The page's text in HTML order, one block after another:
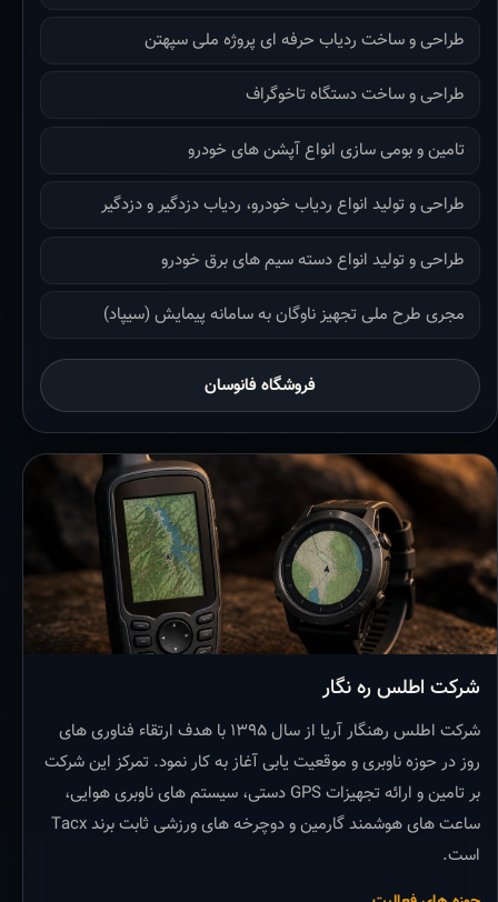
طراحی و ساخت ردیاب حرفه ای پروژه ملی سپهتن
طراحی و ساخت دستگاه تاخوگراف
تامین و بومی سازی انواع آپشن های خودرو
طراحی و تولید انواع ردیاب خودرو، ردیاب دزدگیر و دزدگیر
طراحی و تولید انواع دسته سیم های برق خودرو
مجری طرح ملی تجهیز ناوگان به سامانه پیمایش (سیپاد)
فروشگاه فانوسان
شرکت اطلس ره نگار
شرکت اطلس رهنگار آریا از سال ۱۳۹۵ با هدف ارتقاء فناوری های
روز در حوزه ناوبری و موقعیت یابی آغاز به کار نمود. تمرکز این شرکت
بر تامین و ارائه تجهیزات GPS دستی، سیستم های ناوبری هوایی،
ساعت های هوشمند گارمین و دوچرخه های ورزشی ثابت برند Tacx
است.